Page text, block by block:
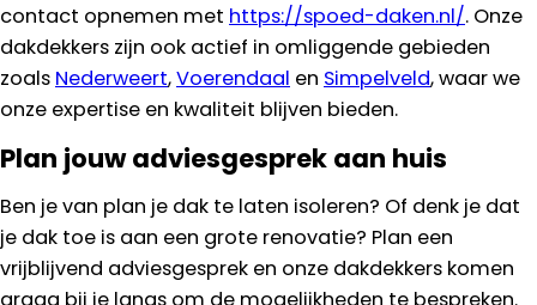
contact opnemen met https://spoed-daken.nl/. Onze
dakdekkers zijn ook actief in omliggende gebieden
zoals Nederweert,Voerendaal en Simpelveld, waar we
onze expertise en kwaliteit blijven bieden.
Plan jouw adviesgesprek aan huis
Ben je van plan je dak te laten isoleren? Of denk je dat
je dak toe is aan een grote renovatie? Plan een
vrijblijvend adviesgesprek en onze dakdekkers komen